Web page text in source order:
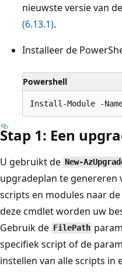
nieuwste versie van de
(6.13.1).
Installeer de
Powershell
Stap 1: Een
U gebruikt de New-
upgradeplan te
scripts en modules naar
deze cmdlet worden uw
Gebruik de FilePath
specifiek script of de
instellen van alle scripts in